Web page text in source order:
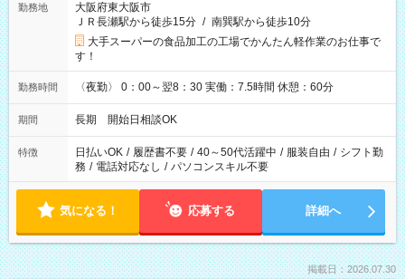
勤務地
大阪府東大阪市
ＪＲ長瀬駅から徒歩15分 / 南巽駅から徒歩10分
大手スーパーの食品加工の工場でかんたん軽作業のお仕事で
す！
勤務時間 〈夜勤〉 0：00～翌8：30 実働：7.5時間 休憩：60分
期間 長期 開始日相談OK
特徴 日払いOK / 履歴書不要 / 40～50代活躍中 / 服装自由 / シフト勤
務 / 電話対応なし / パソコンスキル不要
気になる！ 応募する 詳細へ
掲載日：2026.07.30